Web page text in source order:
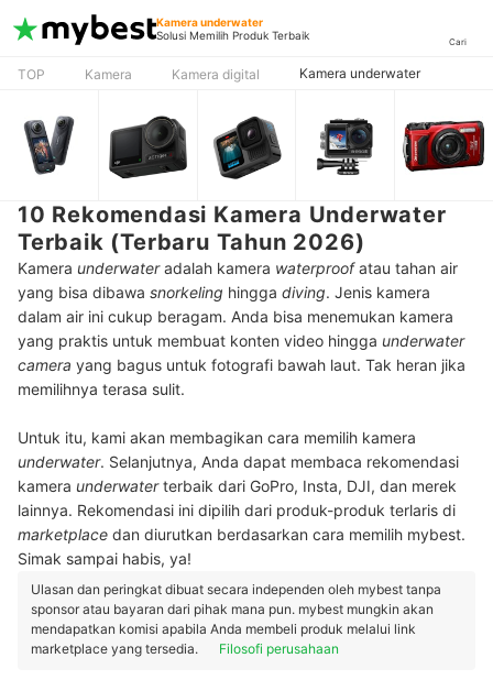
Kamera underwater
Solusi Memilih Produk Terbaik
Cari
TOP Kamera Kamera digital Kamera underwater
10 Rekomendasi Kamera Underwater
Terbaik (Terbaru Tahun 2026)
Kamera underwateradalah kamera waterproofatau tahan air
yang bisa dibawa snorkeling hingga diving. Jenis kamera
dalam air ini cukup beragam. Anda bisa menemukan kamera
yang praktis untuk membuat konten video hingga underwater
camera yang bagus untuk fotografi bawah laut. Tak heran jika
memilihnya terasa sulit.
Untuk itu, kami akan membagikan cara memilih kamera
underwater. Selanjutnya, Anda dapat membaca rekomendasi
kamera underwaterterbaik dari GoPro, Insta, DJI, dan merek
lainnya. Rekomendasi ini dipilih dari produk-produk terlaris di
marketplace dan diurutkan berdasarkan cara memilih mybest.
Simak sampai habis, ya!
Ulasan dan peringkat dibuat secara independen oleh mybest tanpa
sponsor atau bayaran dari pihak mana pun. mybest mungkin akan
mendapatkan komisi apabila Anda membeli produk melalui link
marketplace yang tersedia.
Filosofi perusahaan